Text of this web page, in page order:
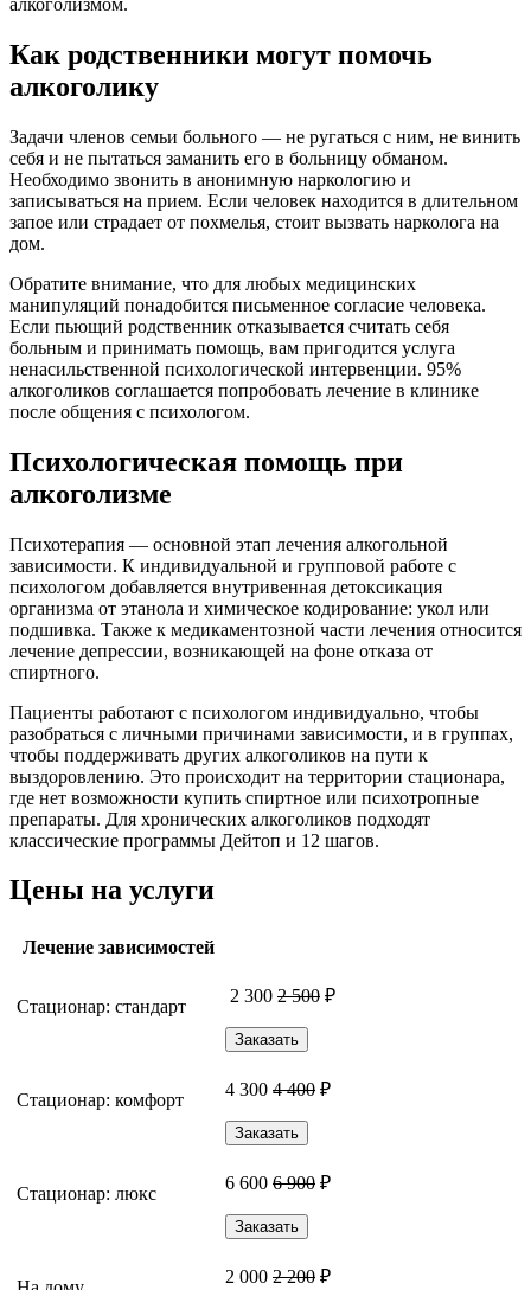
алкоголизмом.
Как родственники могут помочь
алкоголику
Задачи членов семьи больного — не ругаться с ним, не винить
себя и не пытаться заманить его в больницу обманом.
Необходимо звонить в анонимную наркологию и
записываться на прием. Если человек находится в длительном
запое или страдает от похмелья, стоит вызвать нарколога на
дом.
Обратите внимание, что для любых медицинских
манипуляций понадобится письменное согласие человека.
Если пьющий родственник отказывается считать себя
больным и принимать помощь, вам пригодится услуга
ненасильственной психологической интервенции. 95%
алкоголиков соглашается попробовать лечение в клинике
после общения с психологом.
Психологическая помощь при
алкоголизме
Психотерапия — основной этап лечения алкогольной
зависимости. К индивидуальной и групповой работе с
психологом добавляется внутривенная детоксикация
организма от этанола и химическое кодирование: укол или
подшивка. Также к медикаментозной части лечения относится
лечение депрессии, возникающей на фоне отказа от
спиртного.
Пациенты работают с психологом индивидуально, чтобы
разобраться с личными причинами зависимости, и в группах,
чтобы поддерживать других алкоголиков на пути к
выздоровлению. Это происходит на территории стационара,
где нет возможности купить спиртное или психотропные
препараты. Для хронических алкоголиков подходят
классические программы Дейтоп и 12 шагов.
Цены на услуги
Лечение зависимостей
Стационар: стандарт
2 300 2 500 ₽
Заказать
Стационар: комфорт
4 300 4 400 ₽
Заказать
Стационар: люкс
6 600 6 900 ₽
Заказать
2 000 2 200 ₽